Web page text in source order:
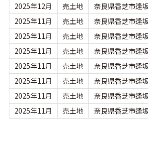
2025年12月
売土地 奈良県香芝市逢
2025年11月
売土地 奈良県香芝市逢
2025年11月
売土地 奈良県香芝市逢
2025年11月
売土地 奈良県香芝市逢
2025年11月
売土地 奈良県香芝市逢
2025年11月
売土地 奈良県香芝市逢
2025年11月
売土地 奈良県香芝市逢
2025年11月
売土地 奈良県香芝市逢